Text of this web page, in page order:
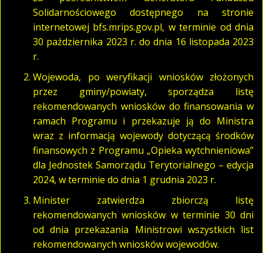
Solidarnościowego dostępnego na stronie
internetowej bfs.mrips.gov.pl, w terminie od dnia
30 października 2023 r. do dnia 16 listopada 2023
r.
Wojewoda, po weryfikacji wniosków złożonych
przez gminy/powiaty, sporządza listę
rekomendowanych wniosków do finansowania w
ramach Programu i przekazuje ją do Ministra
wraz z informacją wojewody dotyczącą środków
finansowych z Programu „Opieka wytchnieniowa”
dla Jednostek Samorządu Terytorialnego – edycja
2024, w terminie do dnia 1 grudnia 2023 r.
Minister zatwierdza zbiorczą listę
rekomendowanych wniosków w terminie 30 dni
od dnia przekazania Ministrowi wszystkich list
rekomendowanych wniosków wojewodów.